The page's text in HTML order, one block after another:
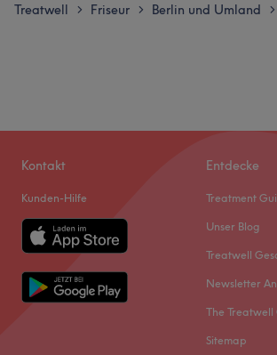
Treatwell > Friseur > Berlin und Umland >
Kontakt
Kunden-Hilfe
Entdecke
Treatment
Unser Blog
Treatwell
Newsletter
The Treatwell
Sitemap